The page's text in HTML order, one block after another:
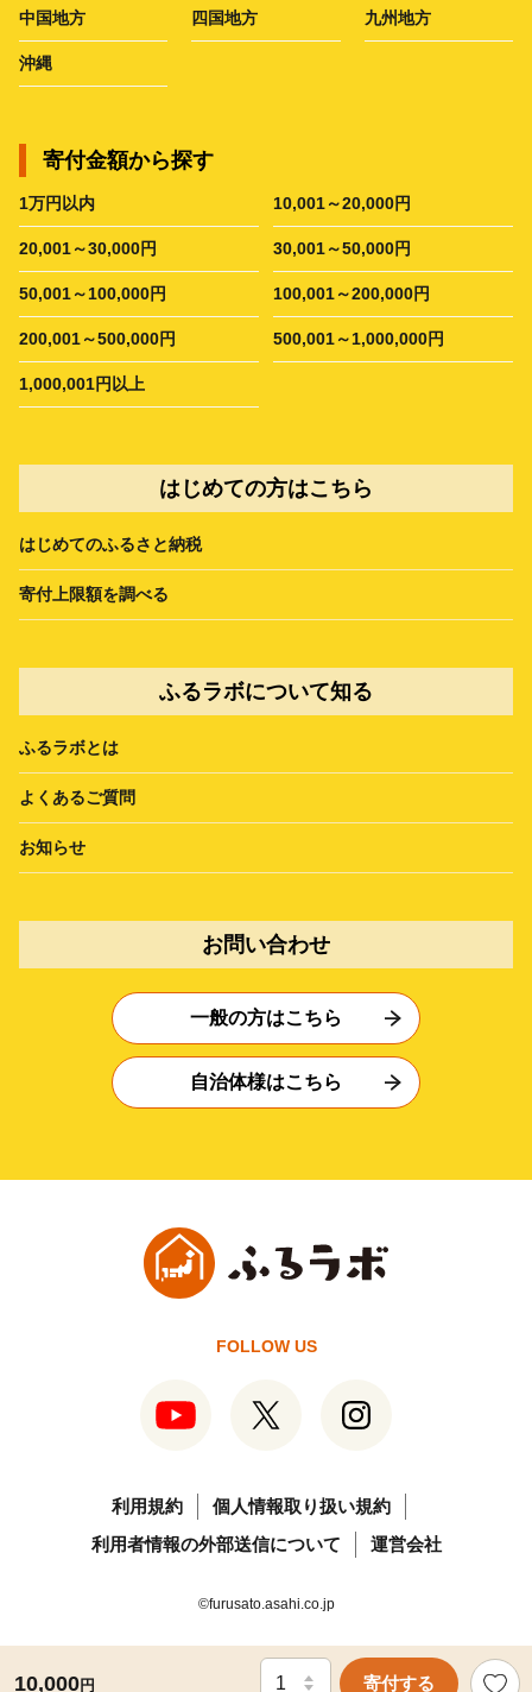
10,000円 寄付する
中国地方 四国地方 九州地方
沖縄
寄付金額から探す
1万円以内 10,001～20,000円
20,001～30,000円 30,001～50,000円
50,001～100,000円 100,001～200,000円
200,001～500,000円 500,001～1,000,000円
1,000,001円以上
はじめての方はこちら
はじめてのふるさと納税
寄付上限額を調べる
ふるラボについて知る
ふるラボとは
よくあるご質問
お知らせ
お問い合わせ
一般の方はこちら
自治体様はこちら
FOLLOW US
利用規約
個人情報取り扱い規約
利用者情報の外部送信について
運営会社
©furusato.asahi.co.jp